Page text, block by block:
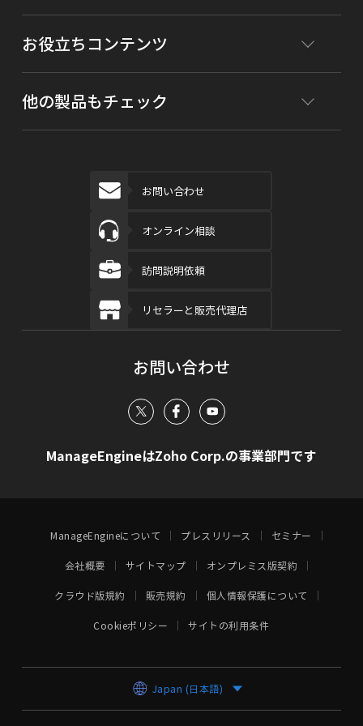
お役立ちコンテンツ
他の製品もチェック
お問い合わせ
オンライン相談
訪問説明依頼
リセラーと販売代理店
お問い合わせ
ManageEngineはZoho Corp.の事業部門です
ManageEngineについて プレスリリース セミナー
会社概要 サイトマップ オンプレミス版契約
クラウド版規約 販売規約 個人情報保護について
Cookieポリシー サイトの利用条件
Japan (日本語)